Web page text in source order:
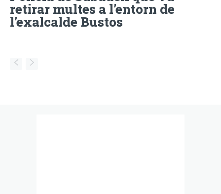
retirar multes a l’entorn de
l’exalcalde Bustos